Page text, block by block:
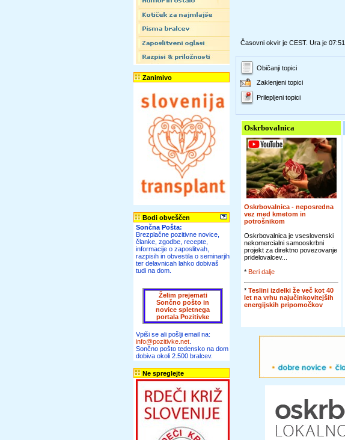
Zanimivo
Bodi obveščen
Sončna Pošta:
Brezplačne pozitivne novice,
članke, zgodbe, recepte,
informacije o zaposlitvah,
razpisih in obvestila o seminarjih
ter delavnicah lahko dobivaš
tudi na dom.
Želim prejemati
Sončno pošto in
novice spletnega
portala Pozitivke
Vpiši se ali pošlji email na:
info@pozitivke.net
Sončno pošto tedensko na dom
dobiva okoli 2.500 bralcev.
Ne spreglejte
Časovni okvir je CEST. Ura je 07:51
Običanji topici
Zaklenjeni topici
Prilepljeni topici
Oskrbovalnica
Oskrbovalnica - neposredna
vez med kmetom in
potrošnikom
Oskrbovalnica je vseslovenski
nekomercialni samooskrbni
projekt za direktno povezovanje
pridelovalcev...
* Beri dalje
* Teslini izdelki že več kot 40
let na vrhu najučinkovitejših
energijskih pripomočkov